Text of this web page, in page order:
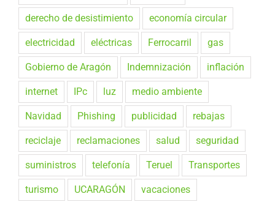
derecho de desistimiento economía circular
electricidad eléctricas Ferrocarril gas
Gobierno de Aragón Indemnización inflación
internet IPc luz medio ambiente
Navidad Phishing publicidad rebajas
reciclaje reclamaciones salud seguridad
suministros telefonía Teruel Transportes
turismo UCARAGÓN vacaciones